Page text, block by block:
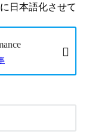
日本語化させて